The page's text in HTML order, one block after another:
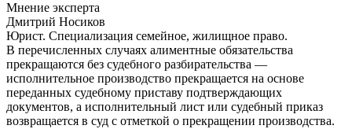
Мнение эксперта
Дмитрий Носиков
Юрист. Специализация семейное, жилищное право.
В перечисленных случаях алиментные обязательства
прекращаются без судебного разбирательства —
исполнительное производство прекращается на основе
переданных судебному приставу подтверждающих
документов, а исполнительный лист или судебный приказ
возвращается в суд с отметкой о прекращении производства.